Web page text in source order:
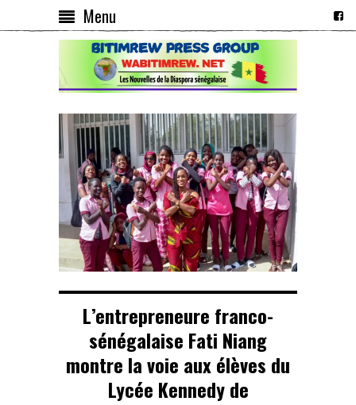
Menu
L’entrepreneure franco-
sénégalaise Fati Niang
montre la voie aux élèves du
Lycée Kennedy de